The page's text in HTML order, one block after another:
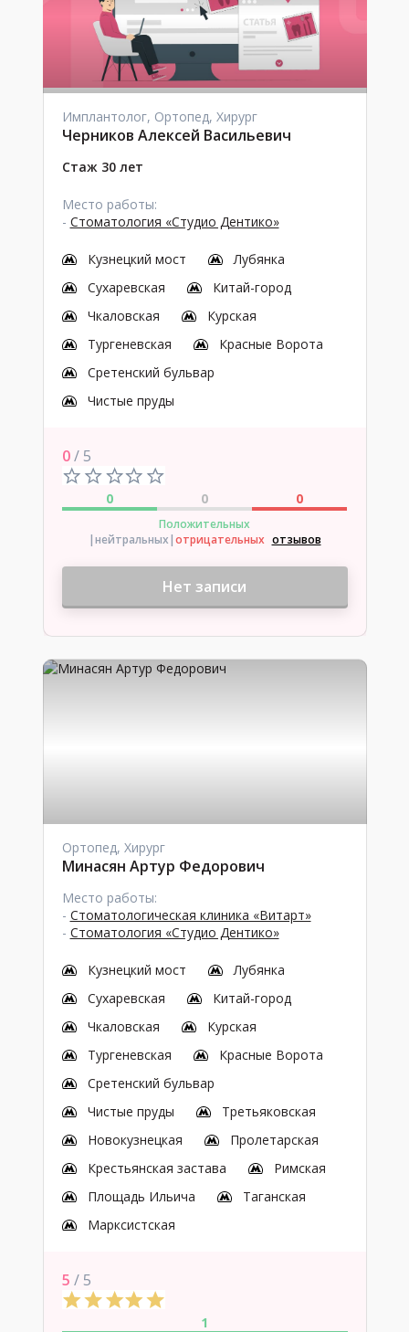
Имплантолог, Ортопед, Хирург
Черников Алексей Васильевич
Стаж 30 лет
Место работы:
- Стоматология «Студио Дентико»
Кузнецкий мост
Лубянка
Сухаревская
Китай-город
Чкаловская
Курская
Тургеневская
Красные Ворота
Сретенский бульвар
Чистые пруды
0/ 5
0 0 0
Положительных
|нейтральных|отрицательных отзывов
Нет записи
Ортопед, Хирург
Минасян Артур Федорович
Место работы:
- Стоматологическая клиника «Витарт»
- Стоматология «Студио Дентико»
Кузнецкий мост
Лубянка
Сухаревская
Китай-город
Чкаловская
Курская
Тургеневская
Красные Ворота
Сретенский бульвар
Чистые пруды
Третьяковская
Новокузнецкая
Пролетарская
Крестьянская застава
Римская
Площадь Ильича
Таганская
Марксистская
5 / 5
1